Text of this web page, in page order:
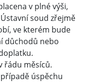
v plné výši,
soud zřejmě
ve kterém bude
důchodů nebo
řádu měsíců.
úspěchu